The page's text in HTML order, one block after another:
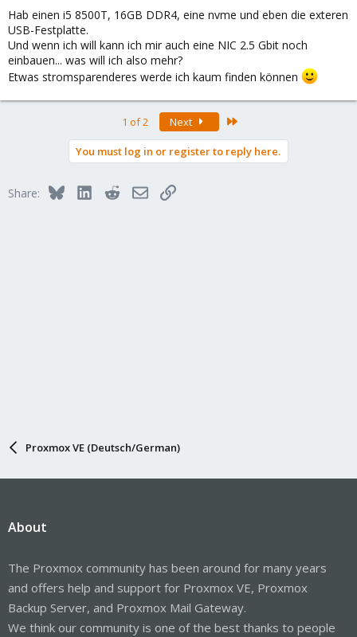
Hab einen i5 8500T, 16GB DDR4, eine nvme und eben die exteren
USB-Festplatte.
Und wenn ich will kann ich mir auch eine NIC 2.5 Gbit noch
einbauen... was will ich also mehr?
Etwas stromsparenderes werde ich kaum finden können
1 of 2 Next
You must log in or register to reply here.
Share: BlueskyLinkedInRedditEmailLink
Proxmox VE (Deutsch/German)
About
The Proxmox community has been around for many years
and offers help and support for Proxmox VE, Proxmox
Backup Server, and Proxmox Mail Gateway.
We think our community is one of the best thanks to people